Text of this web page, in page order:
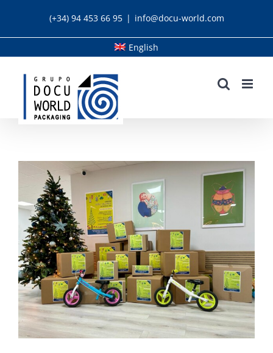
(+34) 94 453 66 95 | info@docu-world.com
English